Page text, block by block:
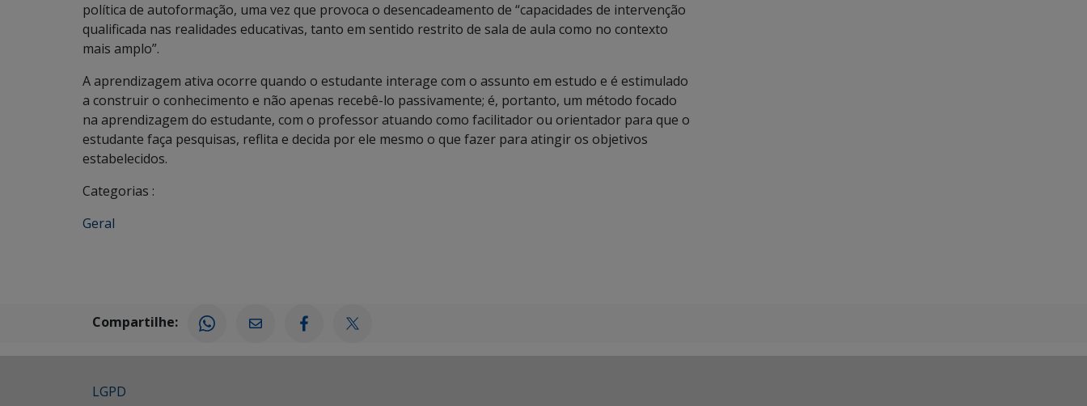
política de autoformação, uma vez que provoca o desencadeamento de “capacidades de intervenção
qualificada nas realidades educativas, tanto em sentido restrito de sala de aula como no contexto
mais amplo”.
A aprendizagem ativa ocorre quando o estudante interage com o assunto em estudo e é estimulado
a construir o conhecimento e não apenas recebê-lo passivamente; é, portanto, um método focado
na aprendizagem do estudante, com o professor atuando como facilitador ou orientador para que o
estudante faça pesquisas, reflita e decida por ele mesmo o que fazer para atingir os objetivos
estabelecidos.
Categorias :
Geral
Compartilhe:
LGPD